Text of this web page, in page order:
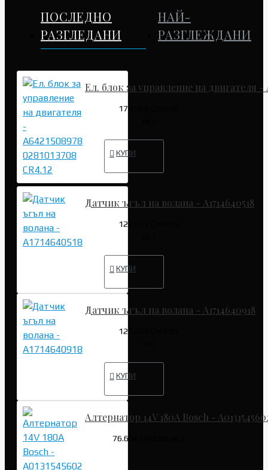
ПОСЛЕДНО
РАЗГЛЕДАНИ
НАЙ-
РАЗГЛЕЖДАНИ
Ел. блок за управление на двигателя -
178.95€ (350.00
КУПИ
Датчик ъгъл на волана - A1714640518
127.82€ (249.99
КУПИ
Датчик ъгъл на волана - A1714640918
127.82€ (249.99
КУПИ
Алтернатор 14V 180A Bosch -
76.69€ (149.99 лв.)